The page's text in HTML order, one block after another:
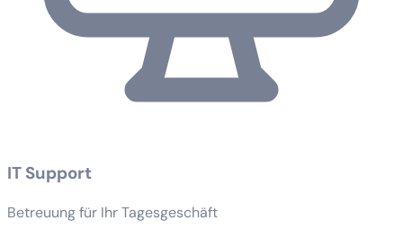
IT Support
Betreuung für Ihr Tagesgeschäft